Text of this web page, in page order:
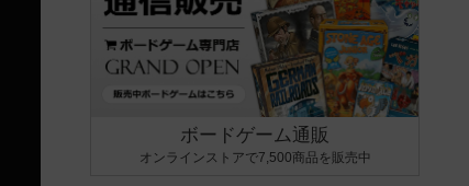
ボードゲーム通販
オンラインストアで7,500商品を販売中